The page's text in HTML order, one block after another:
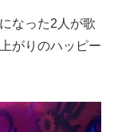
なった2人が歌
がりのハッピー